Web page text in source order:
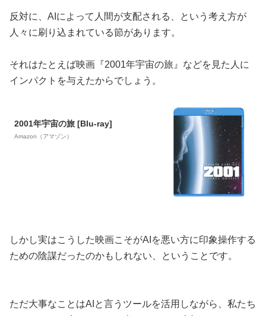
反対に、AIによって人間が支配される、という考え方が
人々に刷り込まれている節があります。
それはたとえば映画『2001年宇宙の旅』などを見た人に
インパクトを与えたからでしょう。
2001年宇宙の旅 [Blu-ray]
Amazon（アマゾン）
しかし実はこうした映画こそがAIを悪い方に印象操作する
ための陰謀だったのかもしれない、ということです。
ただ大事なことはAIと言うツールを活用しながら、私たち